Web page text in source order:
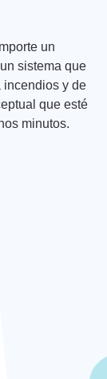
un
sistema que
incendios y de
que esté
minutos.